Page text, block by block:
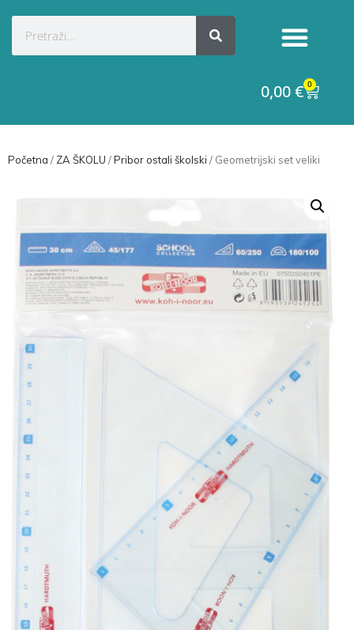
0,00€ 0
Početna / ZA ŠKOLU /Pribor ostali školski / Geometrijski set veliki